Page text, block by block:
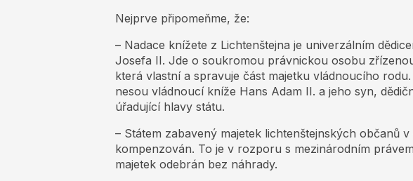
Nejprve připomeňme, že:
– Nadace knížete z Lichtenštejna je univerzálním
Josefa II. Jde o soukromou právnickou osobu
která vlastní a spravuje část majetku vládnoucího
nesou vládnoucí kníže Hans Adam II. a jeho syn,
úřadující hlavy státu.
– Státem zabavený majetek lichtenštejnských občanů
kompenzován. To je v rozporu s mezinárodním
majetek odebrán bez náhrady.